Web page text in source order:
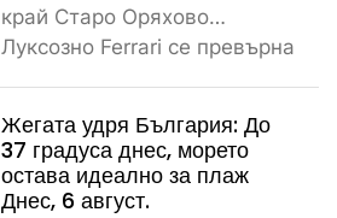
край Старо Оряхово
Луксозно Ferrari се превърна
сутрин...
Жегата удря България: До
37 градуса днес, морето
остава идеално за плаж
Днес, 6 август.